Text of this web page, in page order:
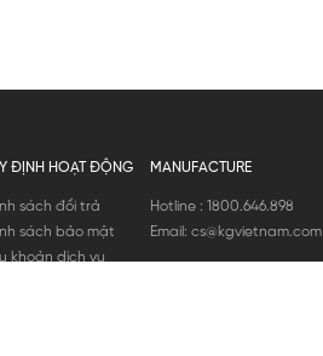
ĐỊNH HOẠT ĐỘNG
sách đổi trả
sách bảo mật
khoản dịch vụ
MANUFACTURE
Hotline : 1800.646.898
Email: cs@kgvietnam.com